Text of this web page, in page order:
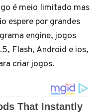
é meio limitado mas
espere por grandes
engine, jogos
Flash, Android e ios,
criar jogos.